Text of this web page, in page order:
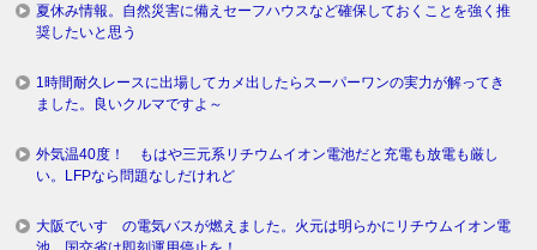
夏休み情報。自然災害に備えセーフハウスなど確保しておくことを強く推
奨したいと思う
1時間耐久レースに出場してカメ出したらスーパーワンの実力が解ってき
ました。良いクルマですよ～
外気温40度！ もはや三元系リチウムイオン電池だと充電も放電も厳し
い。LFPなら問題なしだけれど
大阪でいすゞの電気バスが燃えました。火元は明らかにリチウムイオン電